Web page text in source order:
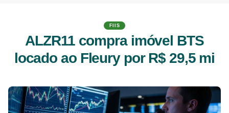
FIIS
ALZR11 compra imóvel BTS
locado ao Fleury por R$ 29,5 mi